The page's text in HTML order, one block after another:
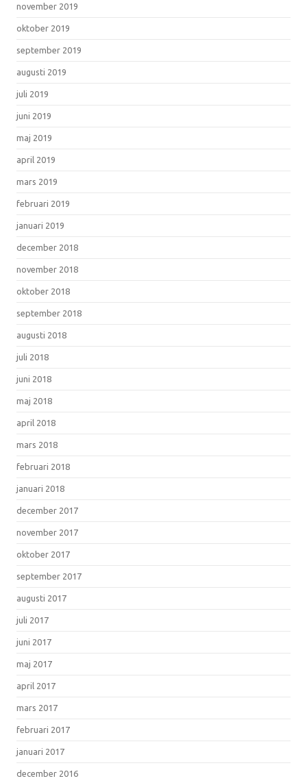
november 2019
oktober 2019
september 2019
augusti 2019
juli 2019
juni 2019
maj 2019
april 2019
mars 2019
februari 2019
januari 2019
december 2018
november 2018
oktober 2018
september 2018
augusti 2018
juli 2018
juni 2018
maj 2018
april 2018
mars 2018
februari 2018
januari 2018
december 2017
november 2017
oktober 2017
september 2017
augusti 2017
juli 2017
juni 2017
maj 2017
april 2017
mars 2017
februari 2017
januari 2017
december 2016